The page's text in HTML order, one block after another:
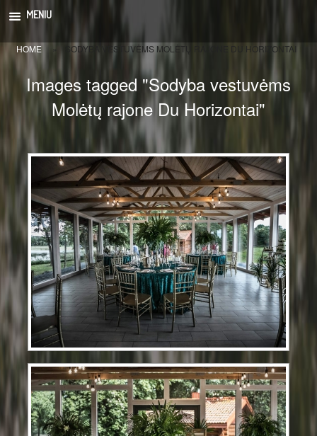
Skip
content
HOME » SODYBA VESTUVĖMS MOLĖTŲ RAJONE DU HORIZONTAI
Images tagged "Sodyba vestuvėms
Molėtų rajone Du Horizontai"
MENIU